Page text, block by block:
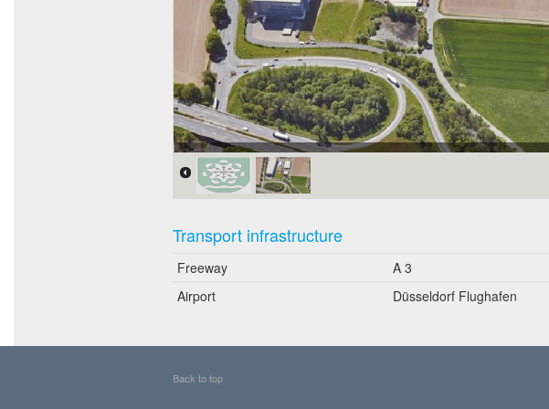
Bildnachweis: Geoportal Ruhr
Transport infrastructure
Freeway A 3
Airport
Düsseldorf Flughafen
Back to top